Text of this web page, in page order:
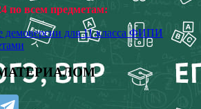
по всем предметам:
демоверсии для 11 класса ФИПИ